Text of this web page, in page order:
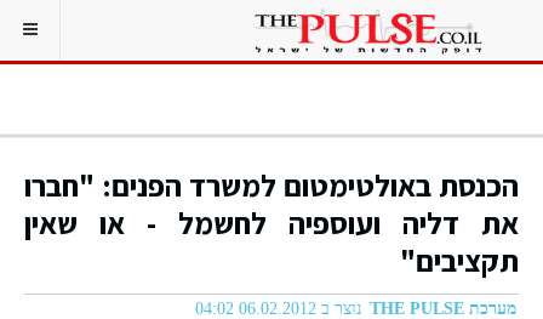
הכנסת באולטימטום למשרד הפנים: "חברו
את דליה ועוספיה לחשמל - או שאין
תקציבים"
מערכת THE PULSE נוצר ב 06.02.2012 04:02